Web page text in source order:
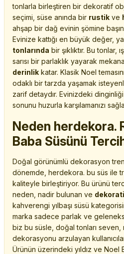
tonlarla birleştiren bir dekoratif
seçimi, süse anında bir rustik ve
ahşap bir dağ evinin şömine
Evinize kattığı en büyük değer,
tonlarında bir şıklıktır. Bu tonlar,
sarısı bir parlaklık yayarak
derinlik katar. Klasik Noel
odaklı bir tarzda yaşamak
zarif detaydır. Evinizdeki dinginliği
sonunu huzurla karşılamanızı
Neden herdekora.
Baba Süsünü
Doğal görünümlü dekorasyon
dönemde, herdekora. bu süs ile
kaliteyle birleştiriyor. Bu ürünü
neden, nadir bulunan ve
kahverengi yılbaşı süsü
marka sadece parlak ve
biz bu süsle, doğal tonları seven,
dekorasyonu arzulayan
Ürünün üzerindeki yıldız ve